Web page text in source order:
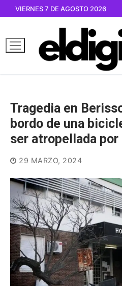
contenido
VIERNES 7 DE AGOSTO 2026
Tragedia en
bordo de una
ser atropellada por
29 MARZO, 2024